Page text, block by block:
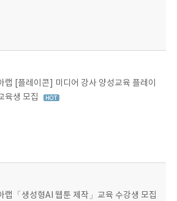
[플레이콘] 미디어 강사 양성교육 플레이
육생 모집
랩「생성형AI 웹툰 제작」교육 수강생 모집